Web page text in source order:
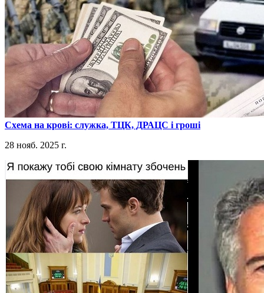
​Схема на крові: служка, ТЦК, ДРАЦС і гроші
28 нояб. 2025 г.